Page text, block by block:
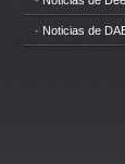
· Noticias de